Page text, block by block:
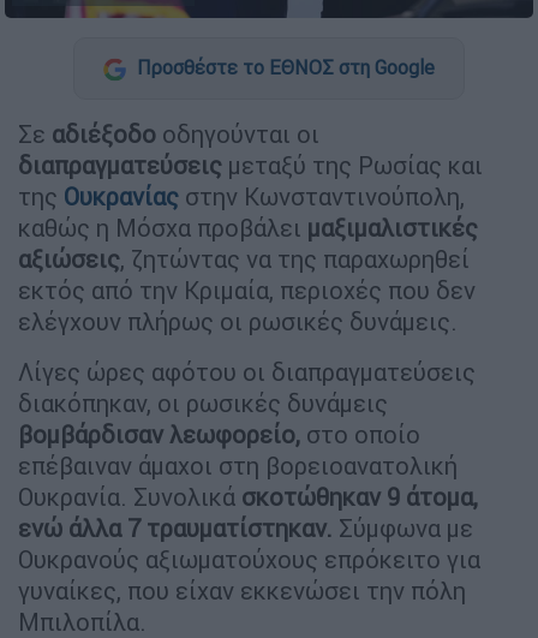
Προσθέστε το ΕΘΝΟΣ στη Google
Σε αδιέξοδο οδηγούνται οι
διαπραγματεύσεις μεταξύ της Ρωσίας και
της Ουκρανίας στην Κωνσταντινούπολη,
καθώς η Μόσχα προβάλει μαξιμαλιστικές
αξιώσεις, ζητώντας να της παραχωρηθεί
εκτός από την Κριμαία, περιοχές που δεν
ελέγχουν πλήρως οι ρωσικές δυνάμεις.
Λίγες ώρες αφότου οι διαπραγματεύσεις
διακόπηκαν, οι ρωσικές δυνάμεις
βομβάρδισαν λεωφορείο, στο οποίο
επέβαιναν άμαχοι στη βορειοανατολική
Ουκρανία. Συνολικά σκοτώθηκαν 9 άτομα,
ενώ άλλα 7 τραυματίστηκαν. Σύμφωνα με
Ουκρανούς αξιωματούχους επρόκειτο για
γυναίκες, που είχαν εκκενώσει την πόλη
Μπιλοπίλα.